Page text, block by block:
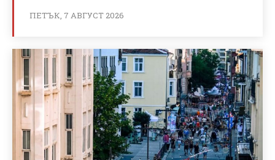
ПЕТЪК, 7 АВГУСТ 2026